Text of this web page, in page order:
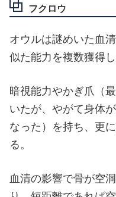
フクロウ
オウルは謎めいた血
似た能力を複数獲得し
暗視能力やかぎ爪（
いたが、やがて身体
なった）を持ち、更
る。
血清の影響で骨が空